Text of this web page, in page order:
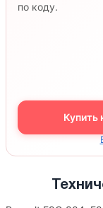
по коду.
Купить